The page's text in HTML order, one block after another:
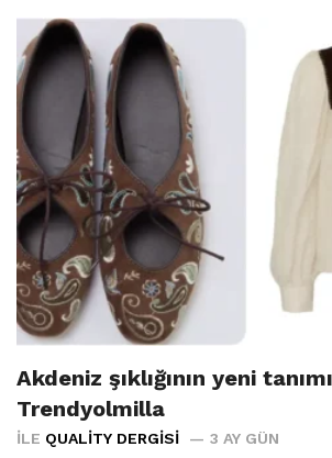
Akdeniz şıklığının yeni
Trendyolmilla
İLE QUALITY DERGISI 3 AY GÜN